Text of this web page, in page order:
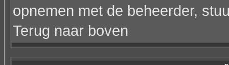
opnemen met de beheerder,
Terug naar boven